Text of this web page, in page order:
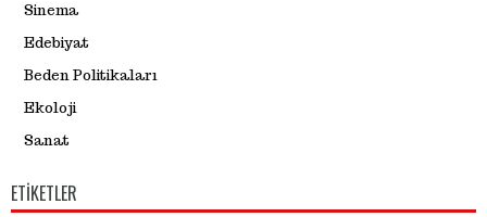
Sinema
Edebiyat
Beden Politikaları
Ekoloji
Sanat
ETIKETLER